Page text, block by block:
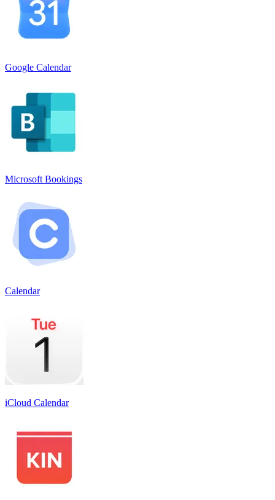
Google Calendar
Microsoft Bookings
Calendar
iCloud Calendar